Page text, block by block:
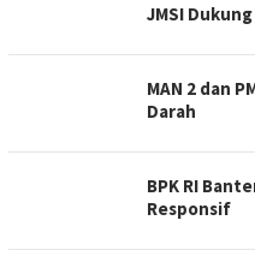
JMSI
MAN 2 dan
Darah
BPK RI
Responsif